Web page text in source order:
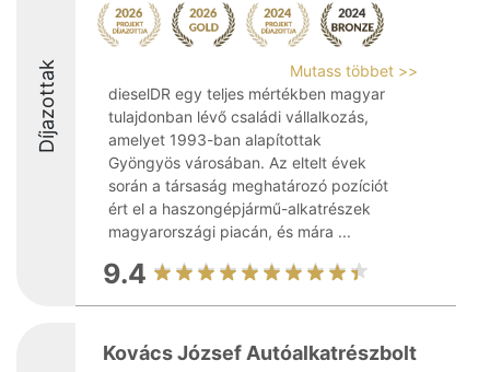
Díjazottak
Mutass többet >>
dieselDR egy teljes mértékben magyar
tulajdonban lévő családi vállalkozás,
amelyet 1993-ban alapítottak
Gyöngyös városában. Az eltelt évek
során a társaság meghatározó pozíciót
ért el a haszongépjármű-alkatrészek
magyarországi piacán, és mára ...
9.4
Kovács József Autóalkatrészbolt